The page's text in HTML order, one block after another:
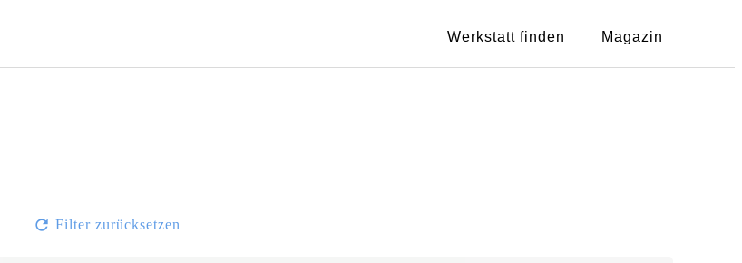
Werkstatt finden Magazin
Filter zurücksetzen